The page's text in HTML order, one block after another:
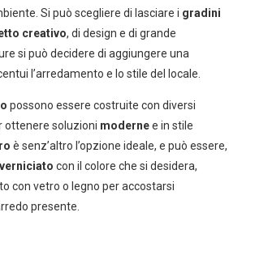
Si può scegliere di lasciare i gradini
creativo, di design e di grande
si può decidere di aggiungere una
l’arredamento e lo stile del locale.
possono essere costruite con diversi
ottenere soluzioni modernee in stile
è senz’altro l’opzione ideale, e può essere,
verniciato con il colore che si desidera,
con vetro o legno per accostarsi
presente.